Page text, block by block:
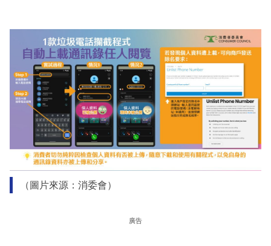
（圖片來源：消委會）
廣告